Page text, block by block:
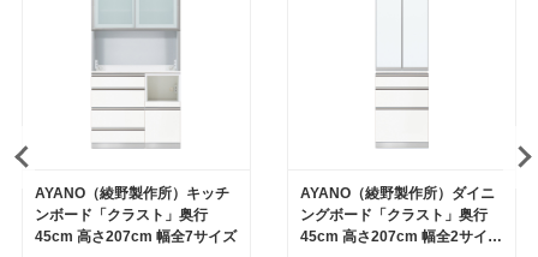
AYANO（綾野製作所）キッチ
ンボード「クラスト」奥行
45cm 高さ207cm 幅全7サイズ
AYANO（綾野製作所）ダイニ
ングボード「クラスト」奥行
45cm 高さ207cm 幅全2サイズ